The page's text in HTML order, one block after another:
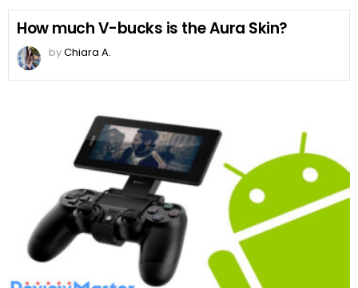
How much V-bucks is the Aura Skin?
byChiara A.